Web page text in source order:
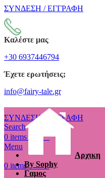
ΣΥΝΔΕΣΗ / ΕΓΓΡΑΦΗ
Καλέστε μας
+30 6937446794
Έχετε ερωτήσεις;
info@fairy-tale.gr
ΣΥΝΔΕΣΗ / ΕΓΓΡΑΦΗ
Search
0 items 0.00
Menu
0 items €0.00
Αρχικη
By Sophy
Γαμος